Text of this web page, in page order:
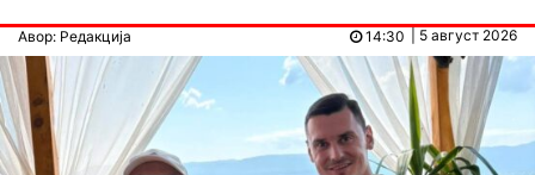
Авор: Редакција | 5 август 2026
14:30